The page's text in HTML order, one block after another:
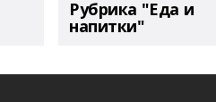
Рубрика "Еда и
напитки"